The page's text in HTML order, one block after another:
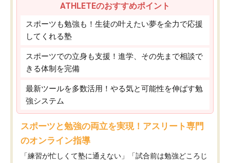
ATHLETEのおすすめポイント
スポーツも勉強も！生徒の叶えたい夢を全力で応援
してくれる塾
スポーツでの立身も支援！進学、その先まで相談で
きる体制を完備
最新ツールを多数活用！やる気と可能性を伸ばす勉
強システム
スポーツと勉強の両立を実現！アスリート専門
のオンライン指導
「練習が忙しくて塾に通えない」「試合前は勉強どころじ